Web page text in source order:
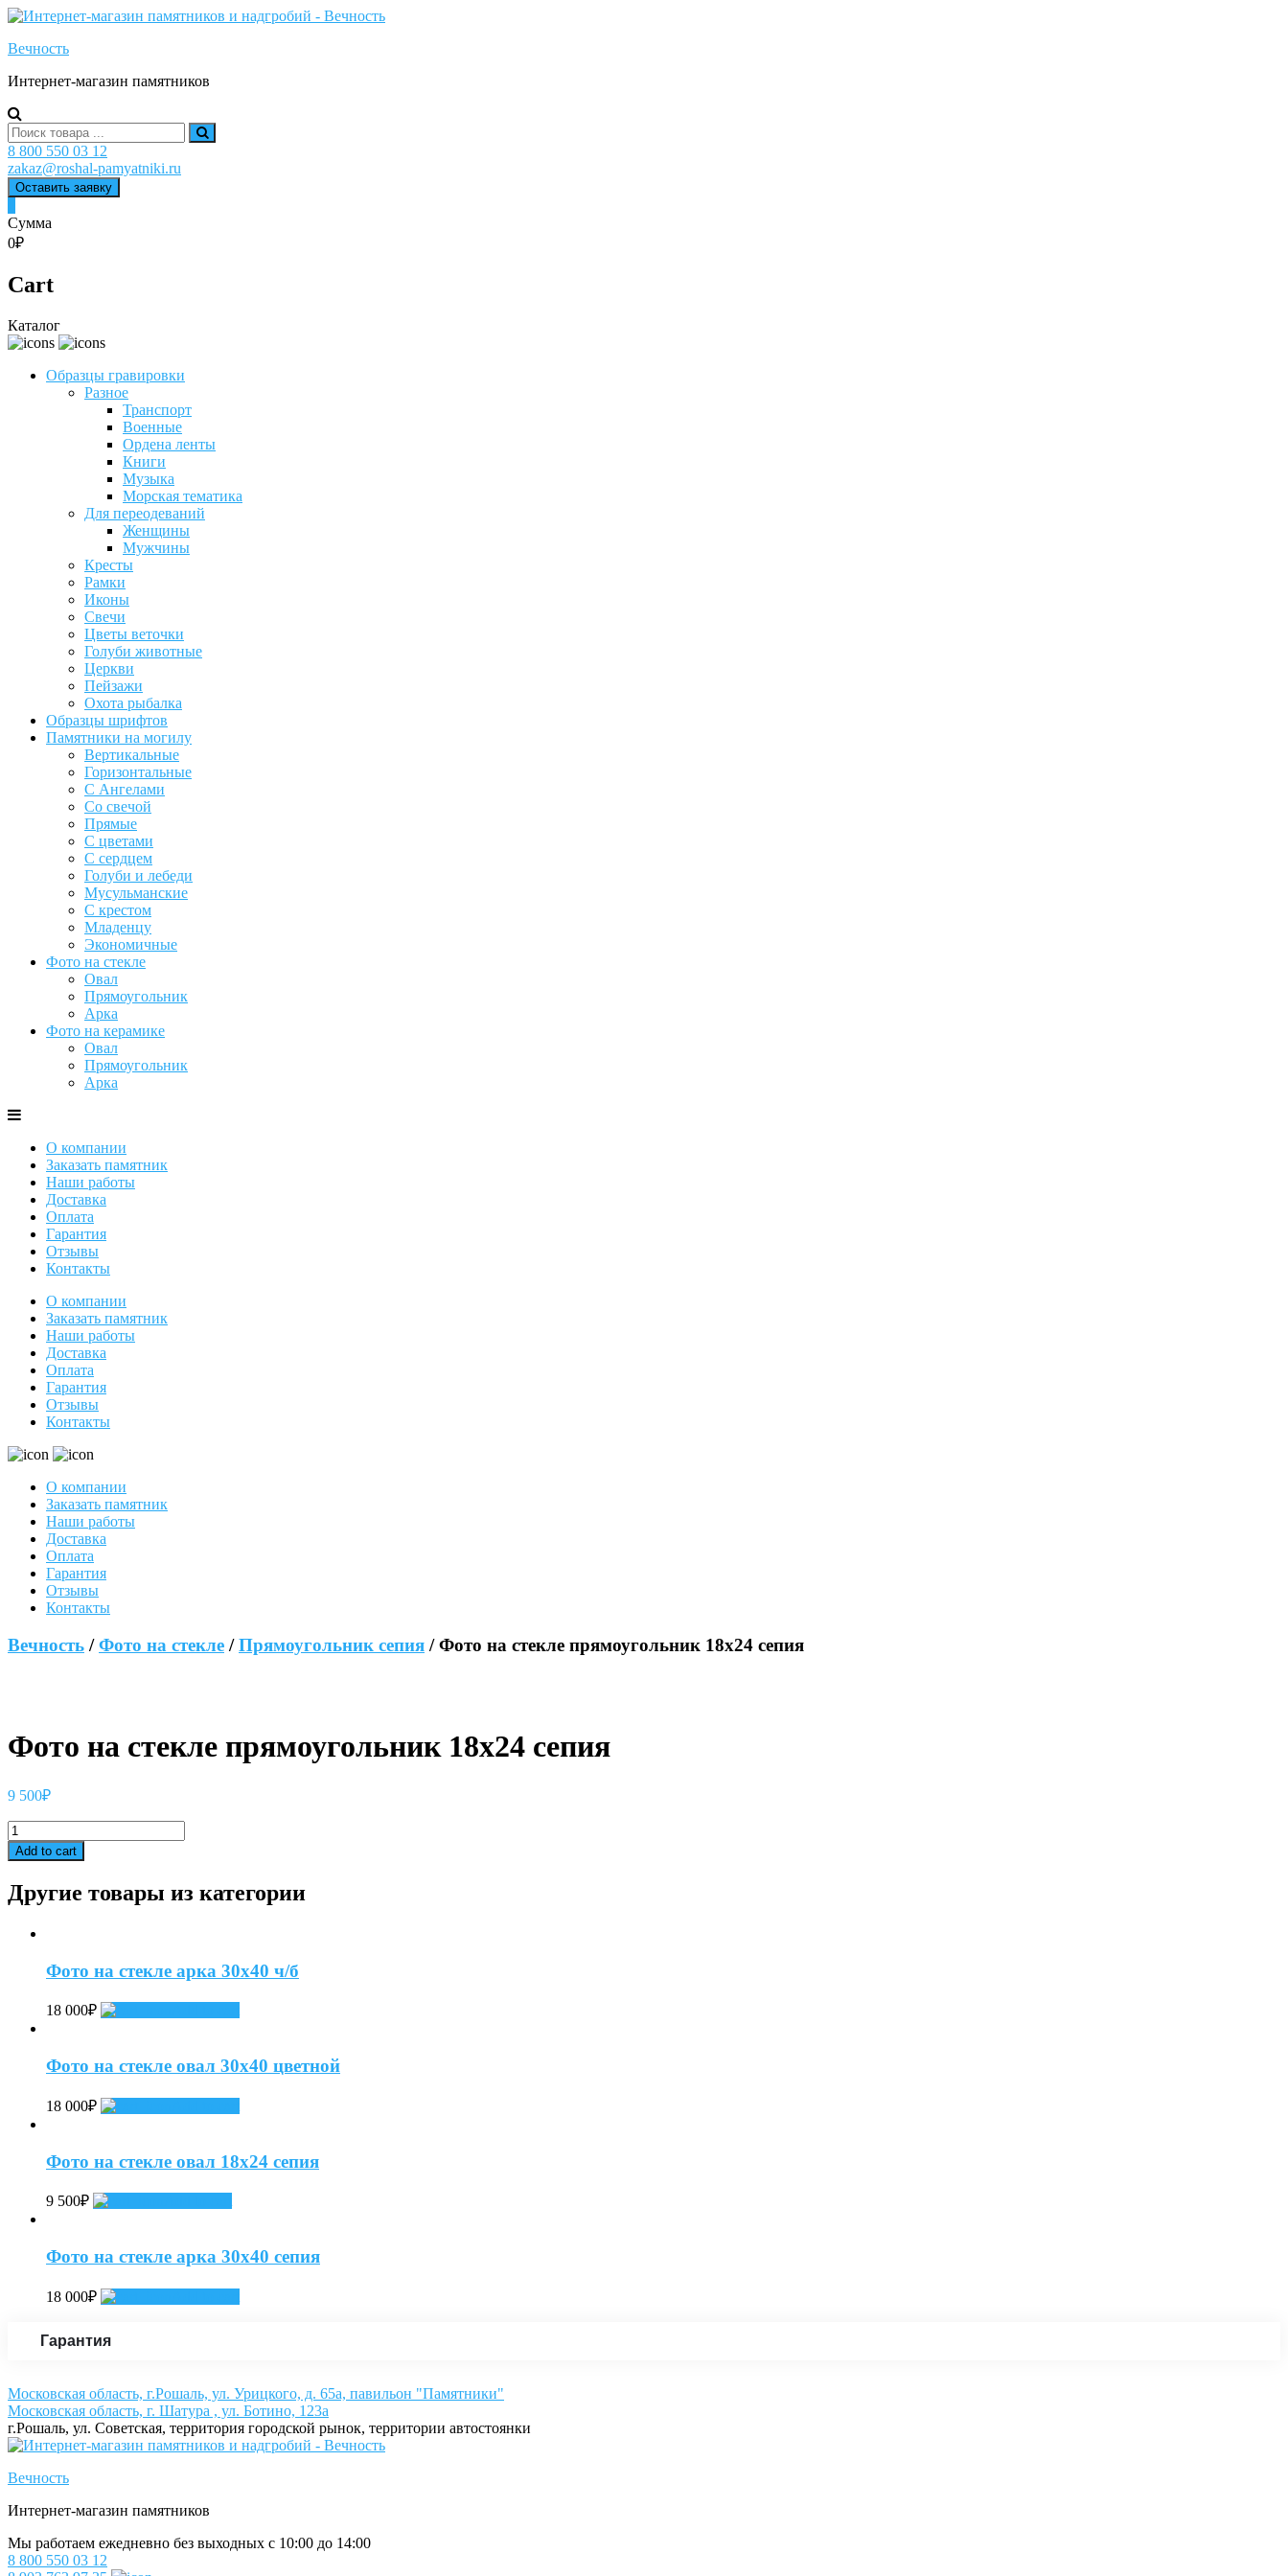
Skip
content
Вечность
Интернет-магазин памятников
Search
for:
8 800 550 03 12
zakaz@roshal-pamyatniki.ru
Оставить заявку
Сумма
0₽
Cart
Каталог
Образцы гравировки
Разное
Транспорт
Военные
Ордена ленты
Книги
Музыка
Морская тематика
Для переодеваний
Женщины
Мужчины
Кресты
Рамки
Иконы
Свечи
Цветы веточки
Голуби животные
Церкви
Пейзажи
Охота рыбалка
Образцы шрифтов
Памятники на могилу
Вертикальные
Горизонтальные
С Ангелами
Со свечой
Прямые
С цветами
С сердцем
Голуби и лебеди
Мусульманские
С крестом
Младенцу
Экономичные
Фото на стекле
Овал
Прямоугольник
Арка
Фото на керамике
Овал
Прямоугольник
Арка
О компании
Заказать памятник
Наши работы
Доставка
Оплата
Гарантия
Отзывы
Контакты
О компании
Заказать памятник
Наши работы
Доставка
Оплата
Гарантия
Отзывы
Контакты
О компании
Заказать памятник
Наши работы
Доставка
Оплата
Гарантия
Отзывы
Контакты
Вечность /Фото на стекле /Прямоугольник сепия / Фото на стекле прямоугольник 18х24 сепия
Фото на стекле прямоугольник 18х24 сепия
9 500₽
Фото
на
стекле
18х24
quantity
Add to cart
Другие товары из категории
Фото на стекле арка 30х40 ч/б
18 000₽
Фото на стекле овал 30х40 цветной
18 000₽
Фото на стекле овал 18х24 сепия
9 500₽
Фото на стекле арка 30х40 сепия
18 000₽
Гарантия
Московская область, г.Рошаль, ул. Урицкого, д. 65а, павильон "Памятники"
Московская область, г. Шатура , ул. Ботино, 123а
г.Рошаль, ул. Советская, территория городской рынок, территории автостоянки
Вечность
Интернет-магазин памятников
Мы работаем ежедневно без выходных с 10:00 до 14:00
8 800 550 03 12